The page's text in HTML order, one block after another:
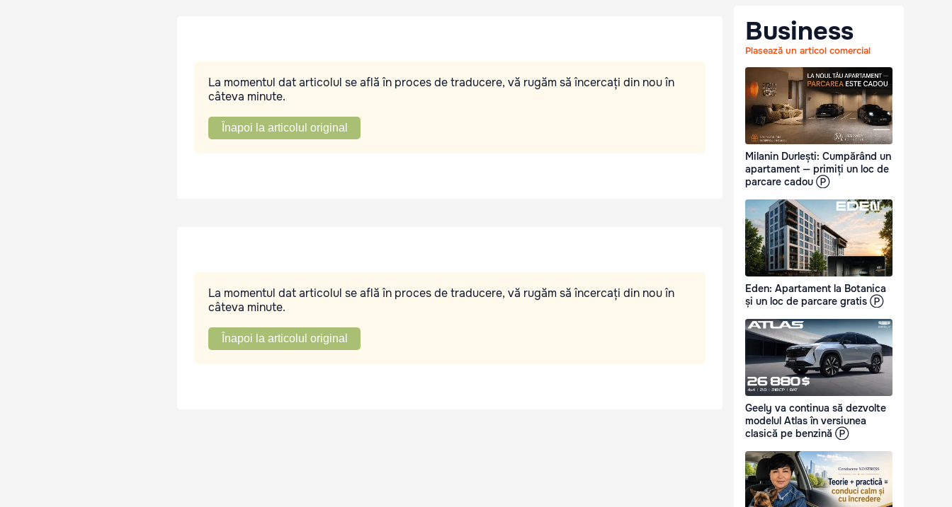
La momentul dat articolul se află în proces de traducere, vă rugăm să încercați din nou în
câteva minute.
Înapoi la articolul original
La momentul dat articolul se află în proces de traducere, vă rugăm să încercați din nou în
câteva minute.
Înapoi la articolul original
Business
Plasează un articol comercial
Milanin Durlești: Cumpărând un
apartament — primiți un loc de
parcare cadou Ⓟ
Eden: Apartament la Botanica
și un loc de parcare gratis Ⓟ
Geely va continua să dezvolte
modelul Atlas în versiunea
clasică pe benzină Ⓟ